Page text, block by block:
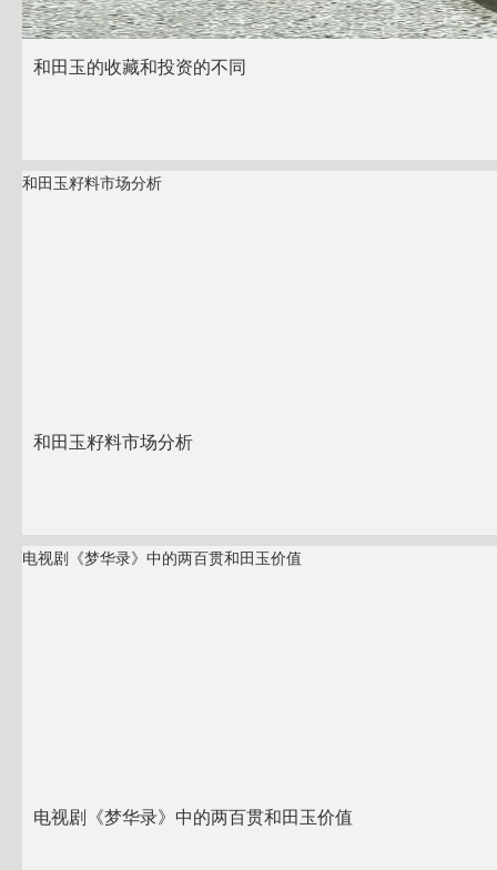
和田玉的收藏和投资的不同
和田玉籽料市场分析
和田玉籽料市场分析
电视剧《梦华录》中的两百贯和田玉价值
电视剧《梦华录》中的两百贯和田玉价值